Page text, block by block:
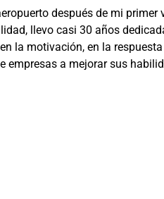
después de mi primer
llevo casi 30 años
la motivación, en la
empresas a mejorar sus